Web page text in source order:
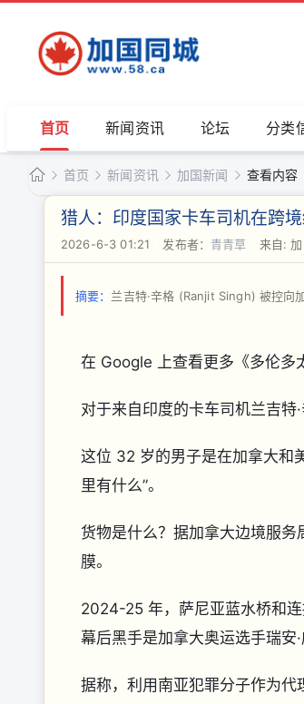
首页 新闻资讯 论坛 分类
加
首页
›
新闻资讯
›
加国新闻
›
查看内容
猎人：印度国家卡车司机在跨
2026-6-3 01:21 发布者： 青青草 来自:
摘要： 兰吉特·辛格 (Ranjit Singh) 被控向
在 Google 上查看更多《多伦多
对于来自印度的卡车司机兰吉特
这位 32 岁的男子是在加拿大和
里有什么”。
货物是什么？据加拿大边境服
膜。
2024-25 年，萨尼亚蓝水桥和
幕后黑手是加拿大奥运选手瑞安
据称，利用南亚犯罪分子作为